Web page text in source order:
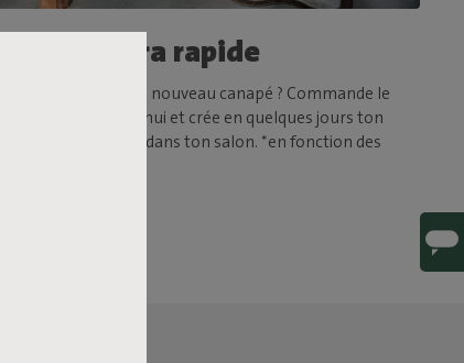
ultra rapide
hâte d'essayer ton nouveau canapé ? Commande le
Sofa dès aujourd'hui et crée en quelques jours ton
de détente idéal dans ton salon. *en fonction des